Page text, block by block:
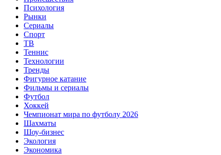
Психология
Рынки
Сериалы
Спорт
ТВ
Теннис
Технологии
Тренды
Фигурное катание
Фильмы и сериалы
Футбол
Хоккей
Чемпионат мира по футболу 2026
Шахматы
Шоу-бизнес
Экология
Экономика